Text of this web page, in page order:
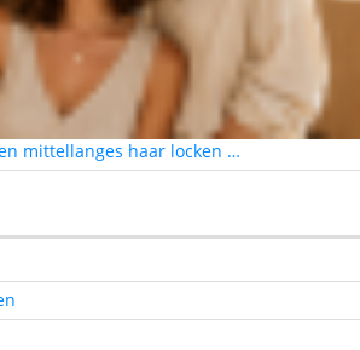
mittellanges haar locken …